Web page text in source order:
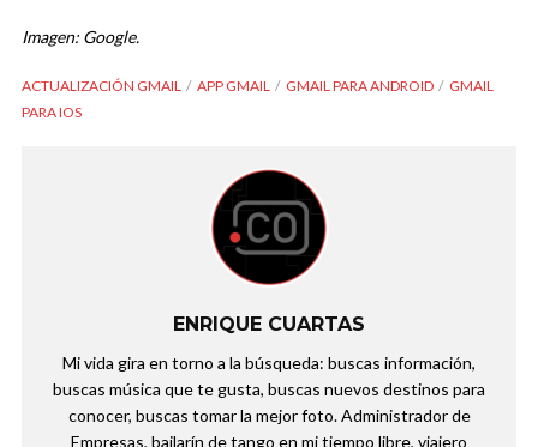
Imagen: Google.
ACTUALIZACIÓN GMAIL APP GMAIL GMAIL PARA ANDROID
GMAIL
PARA IOS
ENRIQUE CUARTAS
Mi vida gira en torno a la búsqueda: buscas información,
buscas música que te gusta, buscas nuevos destinos para
conocer, buscas tomar la mejor foto. Administrador de
Empresas, bailarín de tango en mi tiempo libre, viajero